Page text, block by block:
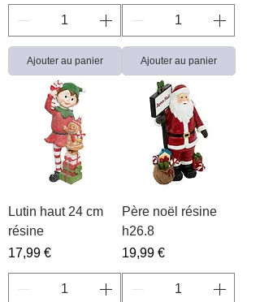
Ajouter au panier Ajouter au panier
Lutin haut 24 cm
résine
Prix
17,99 €
Père noël résine
h26.8
Prix
19,99 €